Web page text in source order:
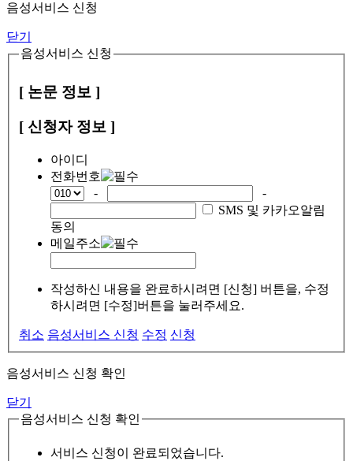
음성서비스 신청
닫기
음성서비스 신청
[ 논문 정보 ]
[ 신청자 정보 ]
아이디
전화번호
-
-
SMS 및 카카오알림
동의
메일주소
작성하신 내용을 완료하시려면 [신청] 버튼을, 수정
하시려면 [수정]버튼을 눌러주세요.
취소 음성서비스 신청 수정 신청
음성서비스 신청 확인
닫기
음성서비스 신청 확인
서비스 신청이 완료되었습니다.